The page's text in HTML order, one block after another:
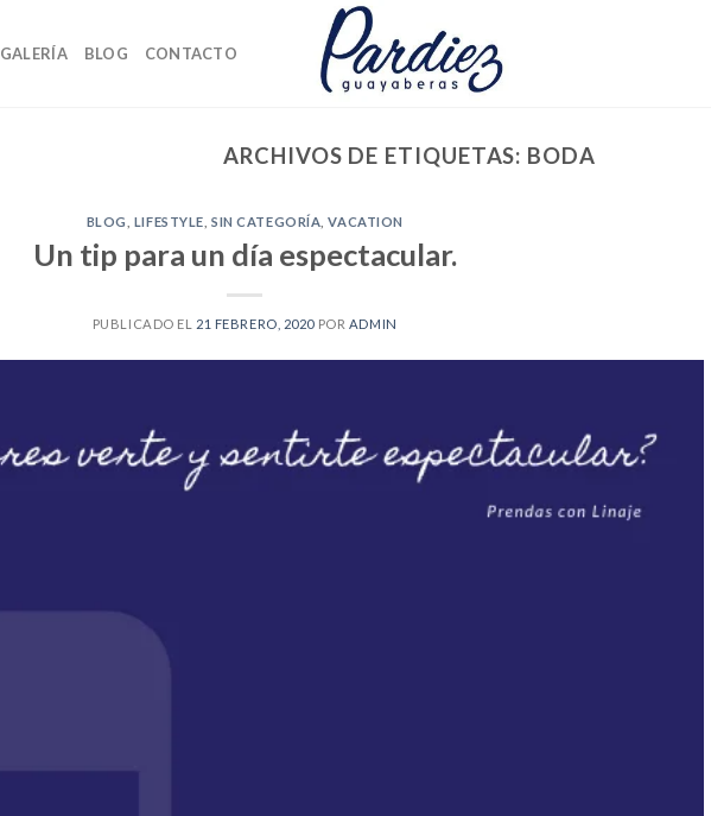
GALERÍA BLOG CONTACTO
ARCHIVOS DE ETIQUETAS: BODA
BLOG LIFESTYLE ,SIN CATEGORÍA ,VACATION
Un tip para un día espectacular.
PUBLICADO EL 21 FEBRERO, 2020 POR ADMIN